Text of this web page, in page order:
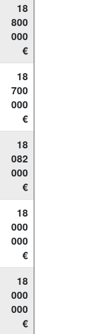
18
800
000
€
18
700
000
€
18
082
000
€
18
000
000
€
18
000
000
€